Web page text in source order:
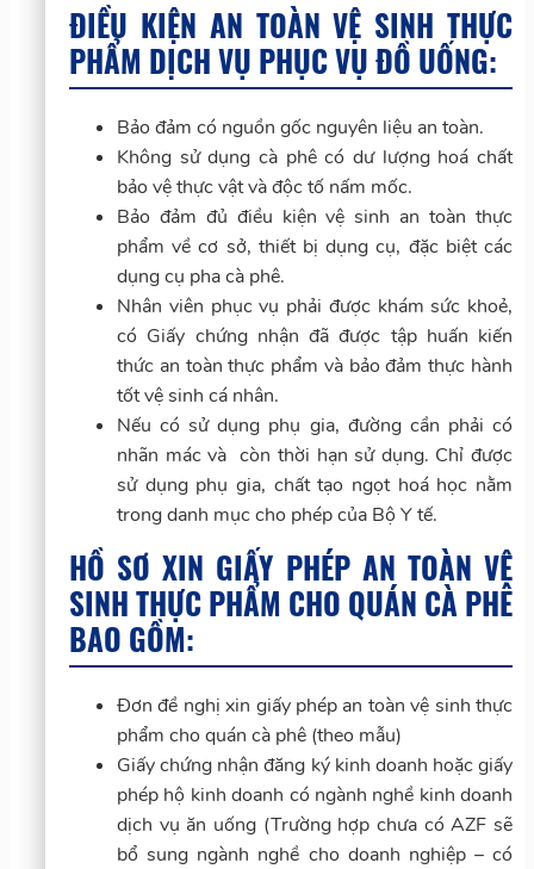
ĐIỀU KIỆN AN TOÀN VỆ SINH THỰC
PHẨM DỊCH VỤ PHỤC VỤ ĐỒ UỐNG:
Bảo đảm có nguồn gốc nguyên liệu an toàn.
Không sử dụng cà phê có dư lượng hoá chất
bảo vệ thực vật và độc tố nấm mốc.
Bảo đảm đủ điều kiện vệ sinh an toàn thực
phẩm về cơ sở, thiết bị dụng cụ, đặc biệt các
dụng cụ pha cà phê.
Nhân viên phục vụ phải được khám sức khoẻ,
có Giấy chứng nhận đã được tập huấn kiến
thức an toàn thực phẩm và bảo đảm thực hành
tốt vệ sinh cá nhân.
Nếu có sử dụng phụ gia, đường cần phải có
nhãn mác và còn thời hạn sử dụng. Chỉ được
sử dụng phụ gia, chất tạo ngọt hoá học nằm
trong danh mục cho phép của Bộ Y tế.
HỒ SƠ XIN GIẤY PHÉP AN TOÀN VỆ
SINH THỰC PHẨM CHO QUÁN CÀ PHÊ
BAO GỒM:
Đơn đề nghị xin giấy phép an toàn vệ sinh thực
phẩm cho quán cà phê (theo mẫu)
Giấy chứng nhận đăng ký kinh doanh hoặc giấy
phép hộ kinh doanh có ngành nghề kinh doanh
dịch vụ ăn uống (Trường hợp chưa có AZF sẽ
bổ sung ngành nghề cho doanh nghiệp – có